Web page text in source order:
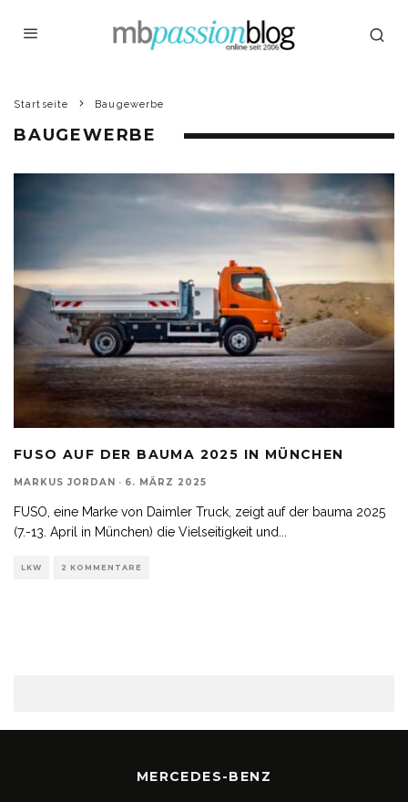
Startseite Baugewerbe
BAUGEWERBE
FUSO AUF DER BAUMA 2025 IN MÜNCHEN
MARKUS JORDAN · 6. MÄRZ 2025
FUSO, eine Marke von Daimler Truck, zeigt auf der bauma 2025
(7.-13. April in München) die Vielseitigkeit und
LKW 2 KOMMENTARE
MERCEDES-BENZ